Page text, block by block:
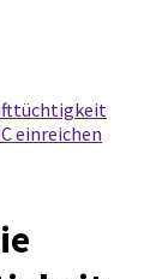
einreichen